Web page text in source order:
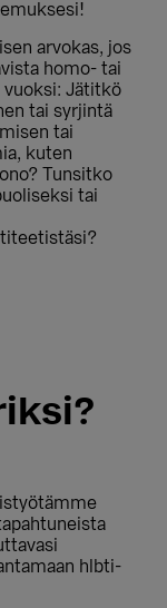
arvokas, jos
homo- tai
vuoksi: Jätitkö
tai syrjintä
tai
kuten
Tunsitko
tai
hlbti-